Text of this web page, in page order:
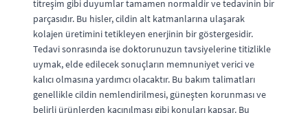
titreşim gibi duyumlar tamamen normaldir ve tedavinin bir
parçasıdır. Bu hisler, cildin alt katmanlarına ulaşarak
kolajen üretimini tetikleyen enerjinin bir göstergesidir.
Tedavi sonrasında ise doktorunuzun tavsiyelerine titizlikle
uymak, elde edilecek sonuçların memnuniyet verici ve
kalıcı olmasına yardımcı olacaktır. Bu bakım talimatları
genellikle cildin nemlendirilmesi, güneşten korunması ve
belirli ürünlerden kaçınılması gibi konuları kapsar. Bu